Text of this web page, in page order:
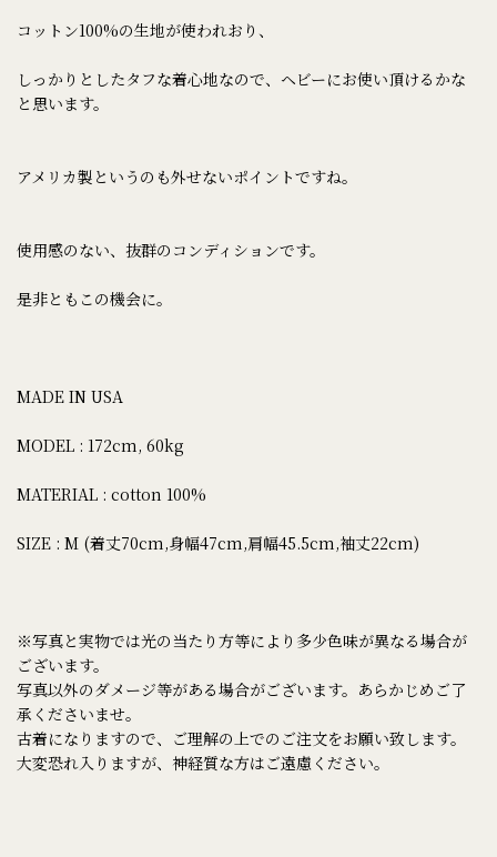
コットン100%の生地が使われおり、
しっかりとしたタフな着心地なので、ヘビーにお使い頂けるかな
と思います。
アメリカ製というのも外せないポイントですね。
使用感のない、抜群のコンディションです。
是非ともこの機会に。
MADE IN USA
MODEL : 172cm, 60kg
MATERIAL : cotton 100%
SIZE : M (着丈70cm,身幅47cm,肩幅45.5cm,袖丈22cm)
※写真と実物では光の当たり方等により多少色味が異なる場合が
ございます。
写真以外のダメージ等がある場合がございます。あらかじめご了
承くださいませ。
古着になりますので、ご理解の上でのご注文をお願い致します。
大変恐れ入りますが、神経質な方はご遠慮ください。